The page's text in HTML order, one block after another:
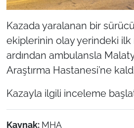
Kazada yaralanan bir
ekiplerinin olay yerindeki
ardından ambulansla
Araştırma Hastanesi’ne
Kazayla ilgili inceleme
Kaynak: MHA